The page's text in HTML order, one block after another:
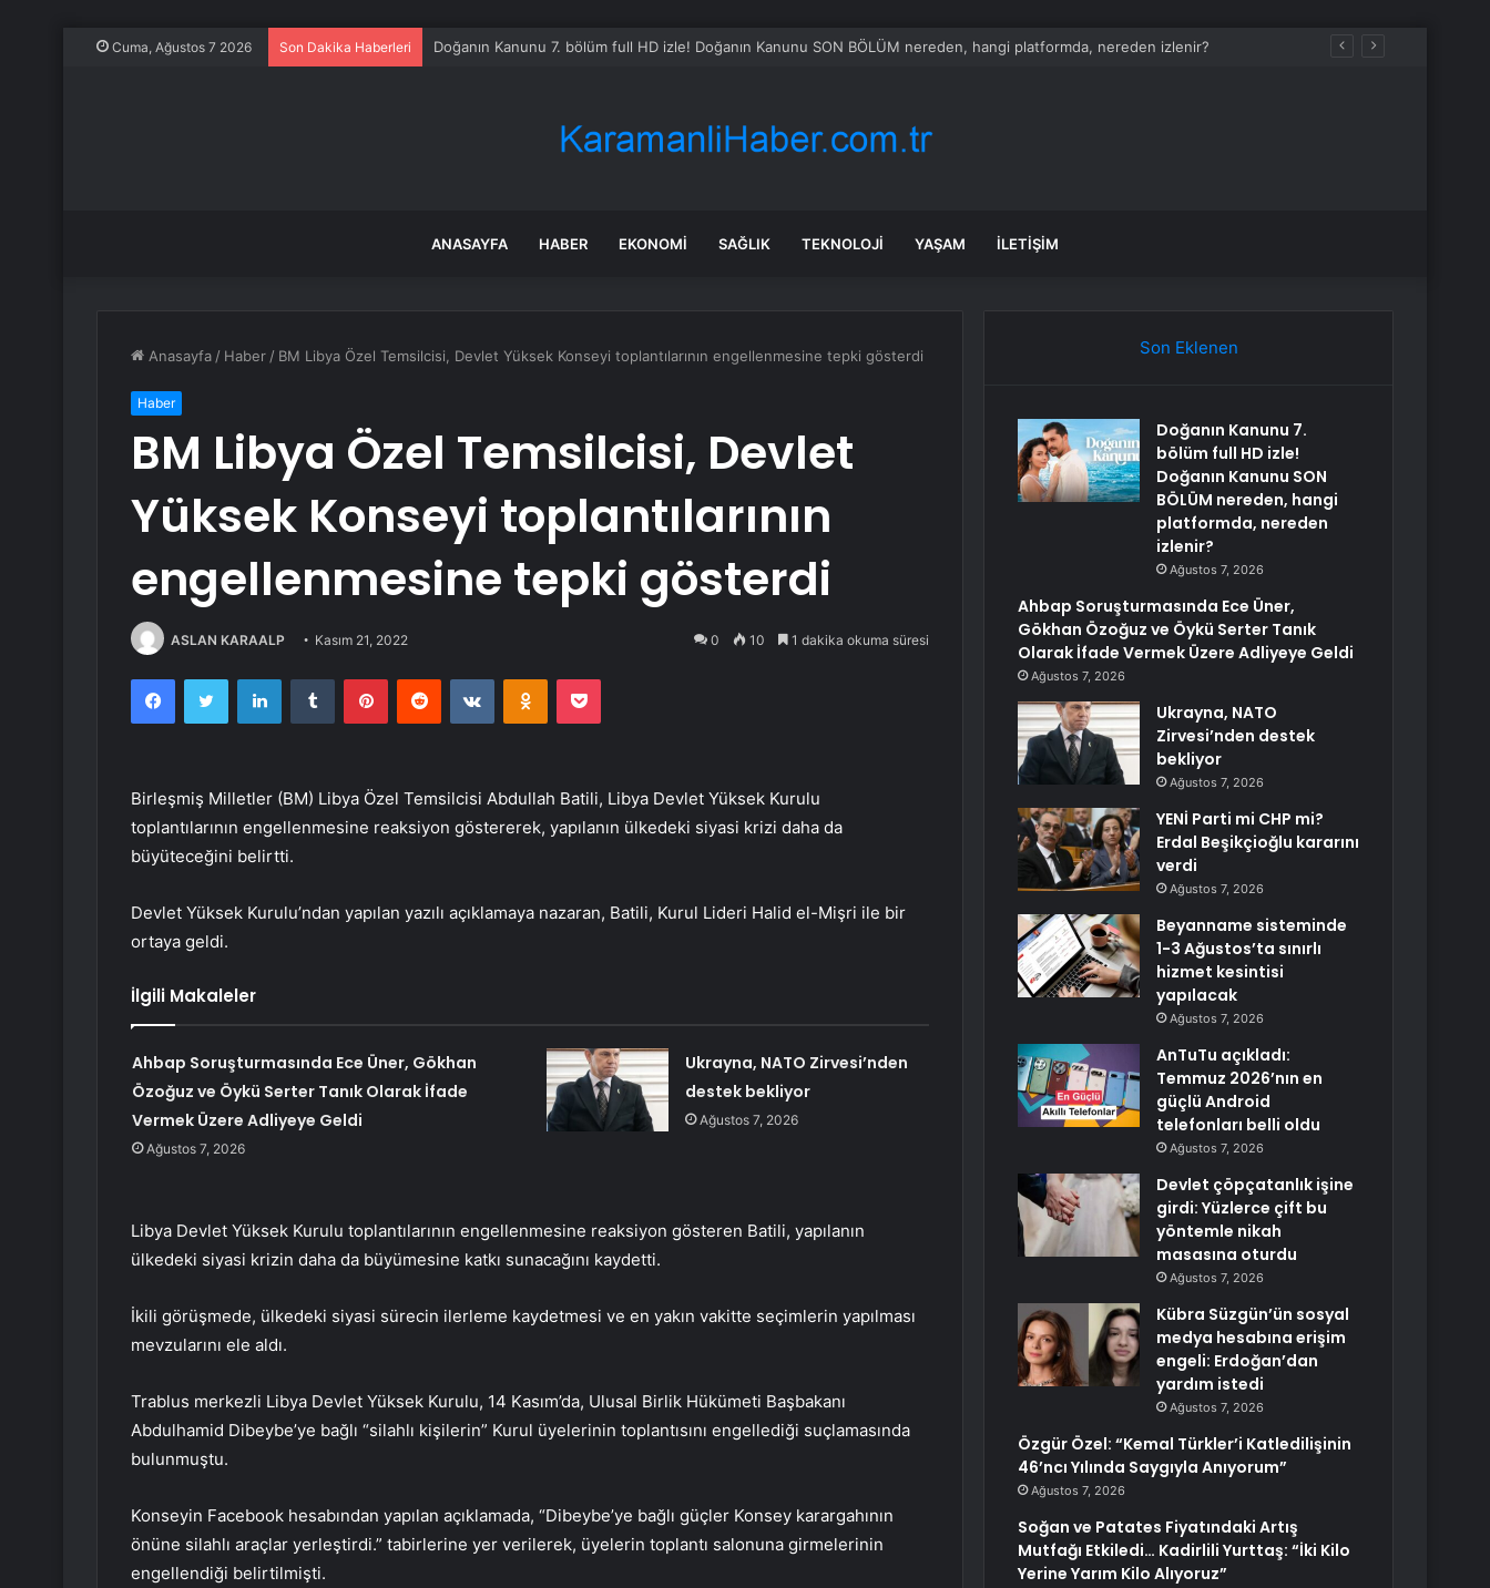
Cuma, Ağustos 7 2026 Son Dakika Haberleri Doğanın Kanunu 7. bölüm full HD izle! Doğanın Kanunu SON BÖLÜM nereden, hangi platformda, nereden izlenir?
ANASAYFA HABER EKONOMI SAĞLIK TEKNOLOJI YAŞAM İLETIŞIM
Anasayfa / Haber / BM Libya Özel Temsilcisi, Devlet Yüksek Konseyi toplantılarının engellenmesine tepki gösterdi
Haber
BM Libya Özel Temsilcisi, Devlet
Yüksek Konseyi toplantılarının
engellenmesine tepki gösterdi
ASLAN KARAALP Kasım 21, 2022 0 10 1 dakika okuma süresi
FacebookTwitter LinkedInTumblr PinterestReddit VKontakteOdnoklassniki
Pocket
Birleşmiş Milletler (BM) Libya Özel Temsilcisi Abdullah Batili, Libya Devlet Yüksek Kurulu
toplantılarının engellenmesine reaksiyon göstererek, yapılanın ülkedeki siyasi krizi daha da
büyüteceğini belirtti.
Devlet Yüksek Kurulu’ndan yapılan yazılı açıklamaya nazaran, Batili, Kurul Lideri Halid el-Mişri ile bir
ortaya geldi.
İlgili Makaleler
Ahbap Soruşturmasında Ece Üner, Gökhan
Özoğuz ve Öykü Serter Tanık Olarak İfade
Vermek Üzere Adliyeye Geldi
Ağustos 7, 2026
Ukrayna, NATO Zirvesi’nden
destek bekliyor
Ağustos 7, 2026
Libya Devlet Yüksek Kurulu toplantılarının engellenmesine reaksiyon gösteren Batili, yapılanın
ülkedeki siyasi krizin daha da büyümesine katkı sunacağını kaydetti.
İkili görüşmede, ülkedeki siyasi sürecin ilerleme kaydetmesi ve en yakın vakitte seçimlerin yapılması
mevzularını ele aldı.
Trablus merkezli Libya Devlet Yüksek Kurulu, 14 Kasım’da, Ulusal Birlik Hükümeti Başbakanı
Abdulhamid Dibeybe’ye bağlı “silahlı kişilerin” Kurul üyelerinin toplantısını engellediği suçlamasında
bulunmuştu.
Konseyin Facebook hesabından yapılan açıklamada, “Dibeybe’ye bağlı güçler Konsey karargahının
önüne silahlı araçlar yerleştirdi.” tabirlerine yer verilerek, üyelerin toplantı salonuna girmelerinin
engellendiği belirtilmişti.
Son Eklenen
Doğanın Kanunu 7.
bölüm full HD izle!
Doğanın Kanunu SON
BÖLÜM nereden, hangi
platformda, nereden
izlenir?
Ağustos 7, 2026
Ahbap Soruşturmasında Ece Üner,
Gökhan Özoğuz ve Öykü Serter Tanık
Olarak İfade Vermek Üzere Adliyeye Geldi
Ağustos 7, 2026
Ukrayna, NATO
Zirvesi’nden destek
bekliyor
Ağustos 7, 2026
YENİ Parti mi CHP mi?
Erdal Beşikçioğlu kararını
verdi
Ağustos 7, 2026
Beyanname sisteminde
1-3 Ağustos’ta sınırlı
hizmet kesintisi
yapılacak
Ağustos 7, 2026
AnTuTu açıkladı:
Temmuz 2026’nın en
güçlü Android
telefonları belli oldu
Ağustos 7, 2026
Devlet çöpçatanlık işine
girdi: Yüzlerce çift bu
yöntemle nikah
masasına oturdu
Ağustos 7, 2026
Kübra Süzgün’ün sosyal
medya hesabına erişim
engeli: Erdoğan’dan
yardım istedi
Ağustos 7, 2026
Özgür Özel: “Kemal Türkler’i Katledilişinin
46’ncı Yılında Saygıyla Anıyorum”
Ağustos 7, 2026
Soğan ve Patates Fiyatındaki Artış
Mutfağı Etkiledi… Kadirlili Yurttaş: “İki Kilo
Yerine Yarım Kilo Alıyoruz”